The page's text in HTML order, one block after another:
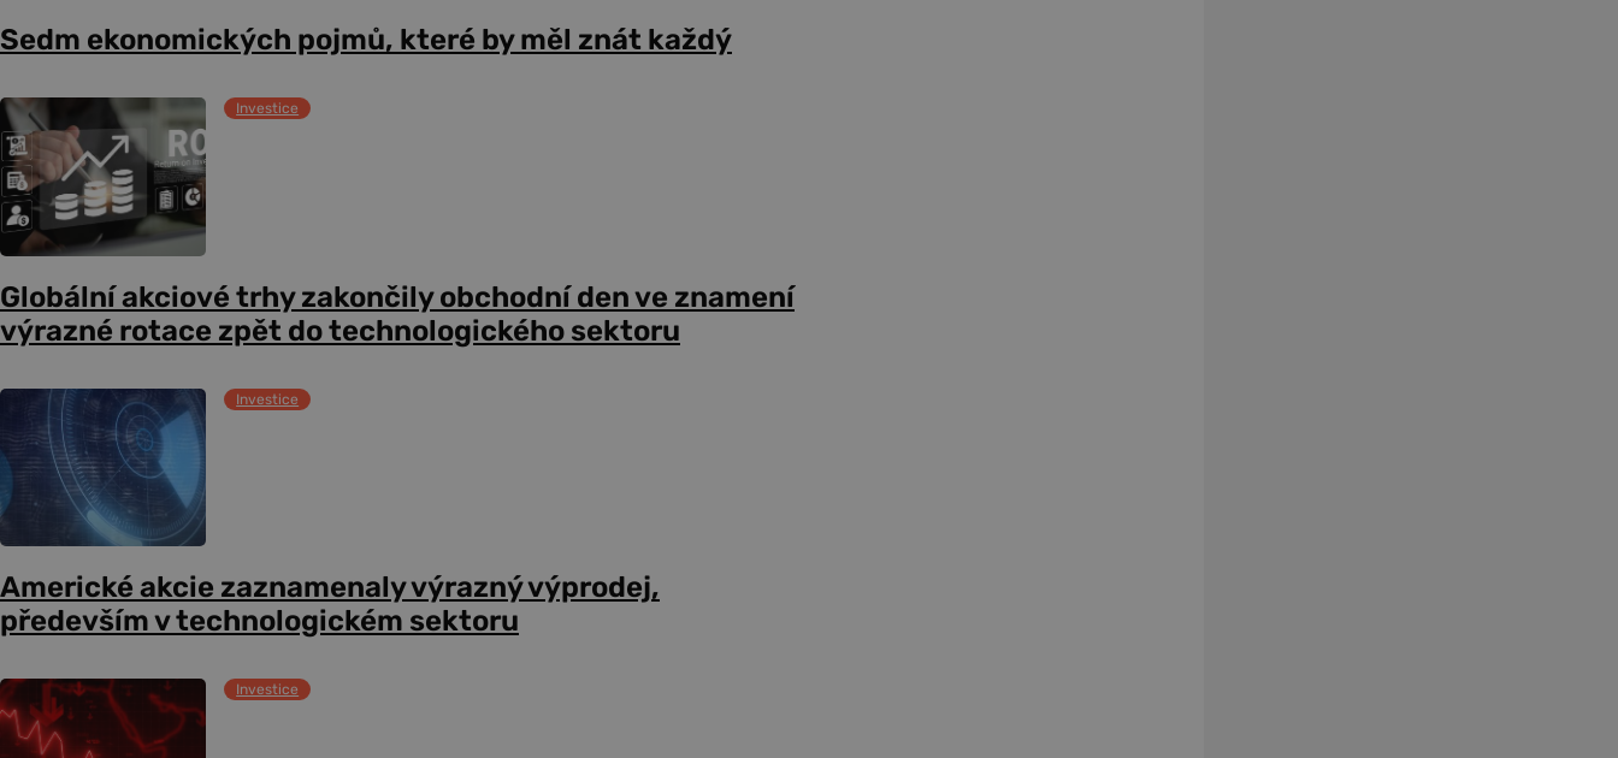
Sedm ekonomických pojmů, které by měl znát každý
Investice
Globální akciové trhy zakončily obchodní den ve znamení
výrazné rotace zpět do technologického sektoru
Investice
Americké akcie zaznamenaly výrazný výprodej,
především v technologickém sektoru
Investice